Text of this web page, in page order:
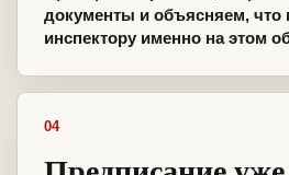
документы и объясняем, что
инспектору именно на этом
04